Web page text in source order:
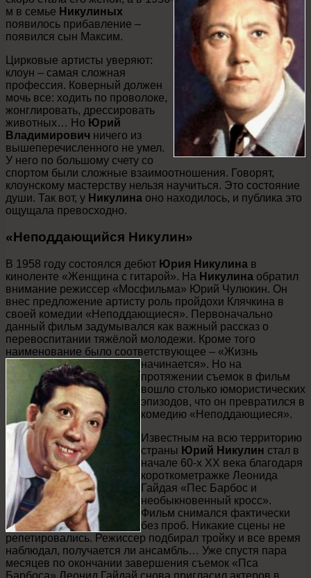
м в семье Никулиных
появилось прибавление –
появился сын Максим.
Цирковые артисты уверяют:
клоун – самая сложная
профессия. Коверный должен
мочь все: ходить по проволоке,
жонглировать, дрессировать
животных… Но Юрий
Владимирович ничего из
вышеперечисленного не умел.
У него по большому счету со
спортом были сложные взаимоотношения. Говорят,
клоунскому мастерству нельзя научиться. Это состояние
души. Так вот, у Никулина оно находилось, и публика это
ощущала превосходно.
«Неподдающийся Никулин»
В 1958 году состоялся дебют Юрия Никулина в
киноленте «Женщина с гитарой». На Никулина обратил
внимание режиссер «Мосфильма» Юрий Чулюкин. Он
внес предложение артисту роль пройдохи Клячкина в
своей комедии «Неподдающиеся». Первоначально
данный фильм задумывался как важный рассказ о
перевоспитании тяжёлой молодежи. Кроме того
наименование было соответствующее – «Жизнь
начинается». Но на
протяжении съемок в фильм
вошло столько юмористических
эпизодов, что он превратился в
комедию «Неподдающиеся».
Известным на всю территорию
страны Юрий Никулин стал в
начале 60-х ХХ века благодаря
короткометражке Леонида
Гайдая «Пес Барбос и
необыкновенный кросс».
Фильм снимался фактически
без проб. Никакие сцены не
репетировались. Режиссер подбирал тройку и все время
наблюдал, получается ли ансамбль… Уже спустя пара
месяцев по окончании завершения съемок «Пса